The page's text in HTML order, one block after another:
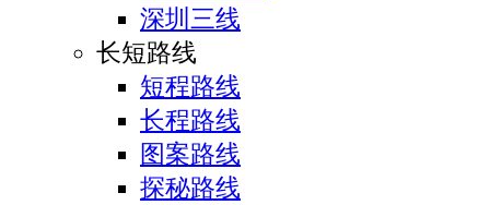
深圳三线
长短路线
短程路线
长程路线
图案路线
探秘路线